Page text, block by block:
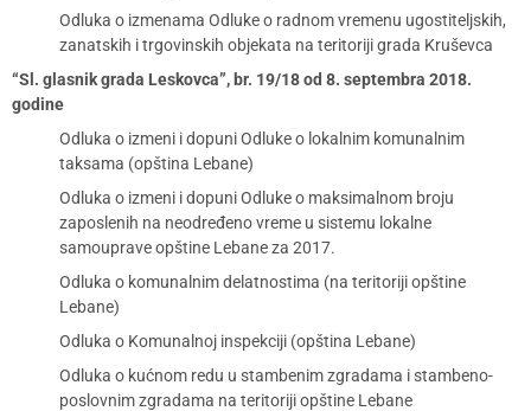
Odluka o izmenama Odluke o radnom vremenu ugostiteljskih,
zanatskih i trgovinskih objekata na teritoriji grada Kruševca
“Sl. glasnik grada Leskovca”, br. 19/18 od 8. septembra 2018.
godine
Odluka o izmeni i dopuni Odluke o lokalnim komunalnim
taksama (opština Lebane)
Odluka o izmeni i dopuni Odluke o maksimalnom broju
zaposlenih na neodređeno vreme u sistemu lokalne
samouprave opštine Lebane za 2017.
Odluka o komunalnim delatnostima (na teritoriji opštine
Lebane)
Odluka o Komunalnoj inspekciji (opština Lebane)
Odluka o kućnom redu u stambenim zgradama i stambeno-
poslovnim zgradama na teritoriji opštine Lebane